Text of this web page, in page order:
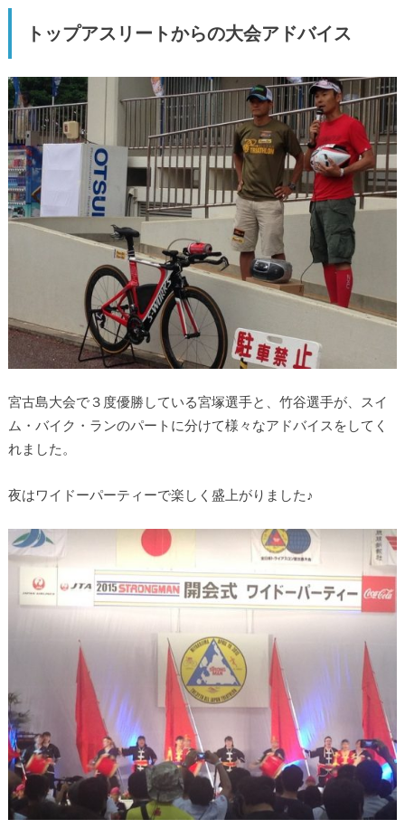
トップアスリートからの大会アドバイス
宮古島大会で３度優勝している宮塚選手と、竹谷選手が、スイ
ム・バイク・ランのパートに分けて様々なアドバイスをしてく
れました。
夜はワイドーパーティーで楽しく盛上がりました♪